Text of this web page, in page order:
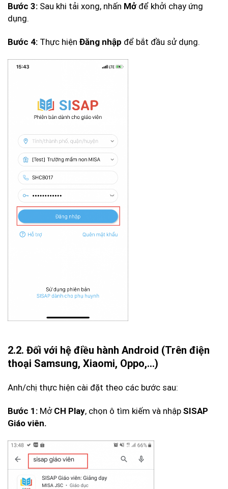
Bước 3: Sau khi tải xong, nhấn Mở để khởi chạy ứng
dụng.
Bước 4: Thực hiện Đăng nhập để bắt đầu sử dụng.
2.2. Đối với hệ điều hành Android (Trên điện
thoại Samsung, Xiaomi, Oppo,…)
Anh/chị thực hiện cài đặt theo các bước sau:
Bước 1: Mở CH Play, chọn ô tìm kiếm và nhập SISAP
Giáo viên.